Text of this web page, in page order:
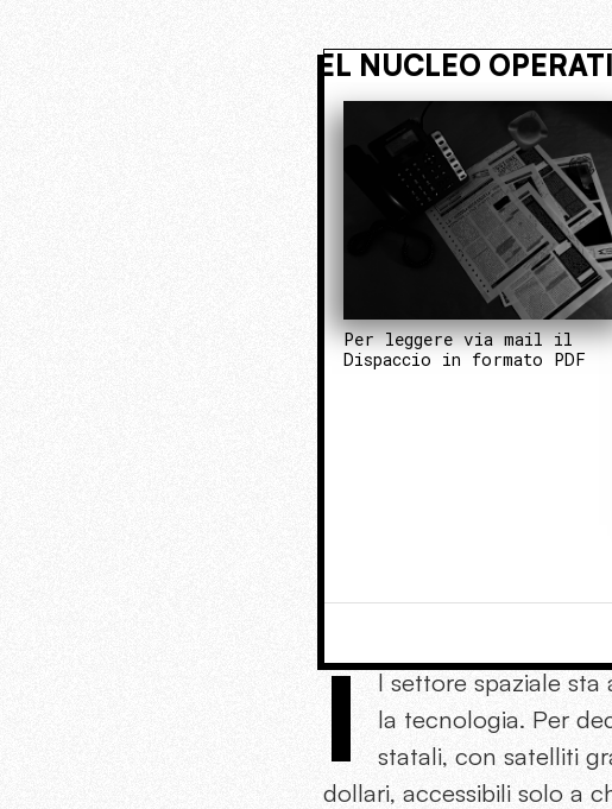
VIVI NASCOSTO. ENTRA NEL
Per leggere via mail il
Dispaccio in formato PDF
I
l settore spaziale
la tecnologia. Per
statali, con satelliti
dollari, accessibili solo a